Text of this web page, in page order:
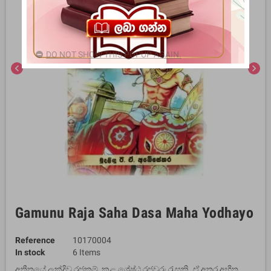
chevron_left chevron_right
Gamunu Raja Saha Dasa Maha Yodhayo
Reference
10170004
In stock
6 Items
DO NOT SHOW THIS POPUP AGAIN.